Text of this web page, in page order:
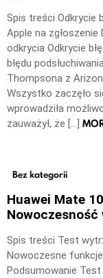
Spis treści Odkrycie
Apple na zgłoszenie
odkrycia Odkrycie
błędu
Thompsona z
Wszystko zaczęło
wprowadziła
zauważył, że […]
Bez kategorii
Huawei Mate
Nowoczesność
Spis treści Test
Nowoczesne
Podsumowanie